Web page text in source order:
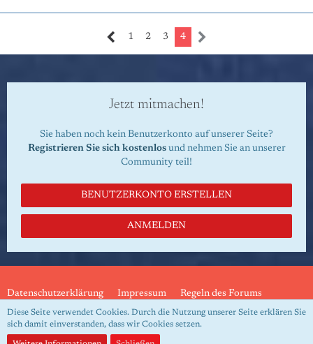
1 2 3 4
Jetzt mitmachen!
Sie haben noch kein Benutzerkonto auf unserer Seite?
Registrieren Sie sich kostenlosund nehmen Sie an unserer
Community teil!
BENUTZERKONTO ERSTELLEN
ANMELDEN
Datenschutzerklärung Impressum Regeln des Forums
Community-Software:
Diese Seite verwendet Cookies. Durch die Nutzung unserer Seite erklären Sie
sich damit einverstanden, dass wir Cookies setzen.